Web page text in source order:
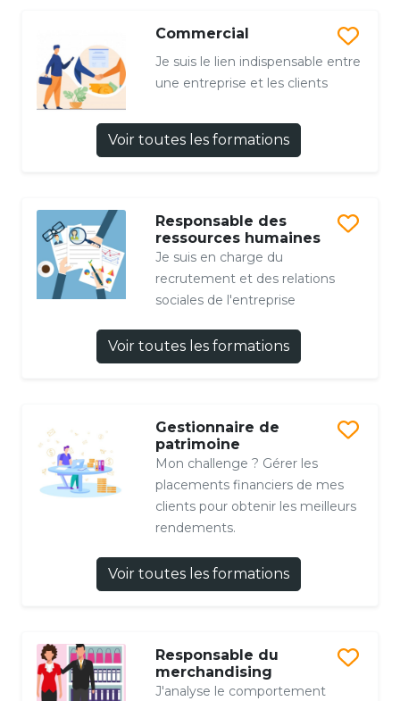
Commercial
Je suis le lien indispensable entre
une entreprise et les clients
Voir toutes les formations
Responsable des
ressources humaines
Je suis en charge du
recrutement et des relations
sociales de l'entreprise
Voir toutes les formations
Gestionnaire de
patrimoine
Mon challenge ? Gérer les
placements financiers de mes
clients pour obtenir les meilleurs
rendements.
Voir toutes les formations
Responsable du
merchandising
J'analyse le comportement